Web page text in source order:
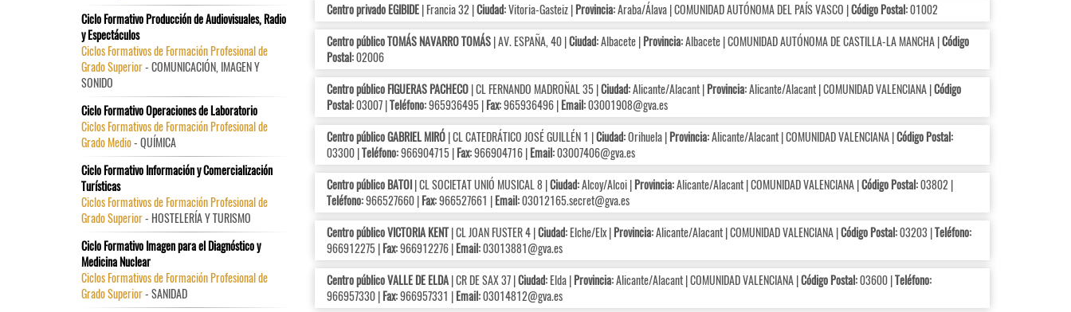
Centro privado EGIBIDE| Francia 32 |Ciudad:Vitoria-Gasteiz |Provincia:Araba/Álava | COMUNIDAD AUTÓNOMA DEL PAÍS VASCO |Código Postal:01002
Centro público TOMÁS NAVARRO TOMÁS| AV. ESPAÑA, 40 |Ciudad:Albacete |Provincia:Albacete | COMUNIDAD AUTÓNOMA DE CASTILLA-LA MANCHA |Código
Postal:02006
Centro público FIGUERAS PACHECO| CL FERNANDO MADROÑAL 35 |Ciudad:Alicante/Alacant |Provincia:Alicante/Alacant | COMUNIDAD VALENCIANA |Código
Postal:03007 |Teléfono:965936495 |Fax:965936496 |Email:03001908@gva.es
Centro público GABRIEL MIRÓ| CL CATEDRÁTICO JOSÉ GUILLÉN 1 |Ciudad:Orihuela |Provincia:Alicante/Alacant | COMUNIDAD VALENCIANA |Código Postal:
03300 |Teléfono:966904715 |Fax:966904716 |Email:03007406@gva.es
Centro público BATOI| CL SOCIETAT UNIÓ MUSICAL 8 |Ciudad:Alcoy/Alcoi |Provincia:Alicante/Alacant | COMUNIDAD VALENCIANA |Código Postal:03802 |
Teléfono:966527660 |Fax:966527661 |Email:03012165.secret@gva.es
Centro público VICTORIA KENT| CL JOAN FUSTER 4 |Ciudad:Elche/Elx |Provincia:Alicante/Alacant | COMUNIDAD VALENCIANA |Código Postal:03203 |Teléfono:
966912275 |Fax:966912276 |Email:03013881@gva.es
Centro público VALLE DE ELDA| CR DE SAX 37 |Ciudad:Elda |Provincia:Alicante/Alacant | COMUNIDAD VALENCIANA |Código Postal:03600 |Teléfono:
966957330 |Fax:966957331 |Email:03014812@gva.es
Ciclo Formativo Producción de Audiovisuales, Radio
y Espectáculos
Ciclos Formativos de Formación Profesional de
Grado Superior- COMUNICACIÓN, IMAGEN Y
SONIDO
Ciclo Formativo Operaciones de Laboratorio
Ciclos Formativos de Formación Profesional de
Grado Medio- QUÍMICA
Ciclo Formativo Información y Comercialización
Turísticas
Ciclos Formativos de Formación Profesional de
Grado Superior- HOSTELERÍA Y TURISMO
Ciclo Formativo Imagen para el Diagnóstico y
Medicina Nuclear
Ciclos Formativos de Formación Profesional de
Grado Superior- SANIDAD